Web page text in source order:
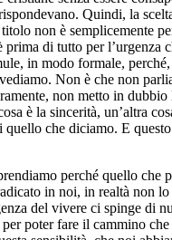
Quindi, la
non è semplicemente
prima di tutto per l’urgenza
in modo formale,
Non è che non
non metto in dubbio
è la sincerità, un’altra
quello che diciamo. E
perché quello che
in noi, in realtà non lo
del vivere ci spinge di
poter fare il cammino